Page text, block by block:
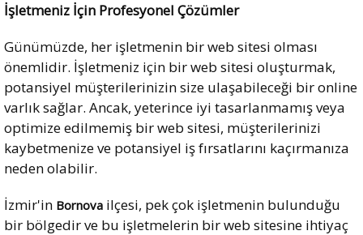
İşletmeniz İçin Profesyonel Çözümler
Günümüzde, her işletmenin bir web sitesi olması
önemlidir. İşletmeniz için bir web sitesi oluşturmak,
potansiyel müşterilerinizin size ulaşabileceği bir online
varlık sağlar. Ancak, yeterince iyi tasarlanmamış veya
optimize edilmemiş bir web sitesi, müşterilerinizi
kaybetmenize ve potansiyel iş fırsatlarını kaçırmanıza
neden olabilir.
İzmir'in Bornova ilçesi, pek çok işletmenin bulunduğu
bir bölgedir ve bu işletmelerin bir web sitesine ihtiyaç